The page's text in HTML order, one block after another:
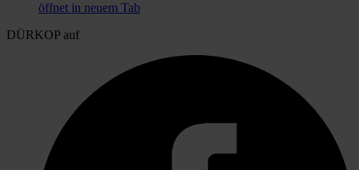
öffnet in neuem Tab
DÜRKOP auf